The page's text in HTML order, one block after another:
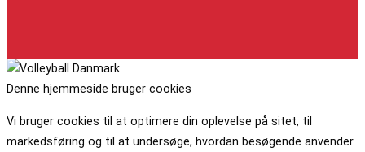
Denne hjemmeside bruger cookies
Vi bruger cookies til at optimere din oplevelse på sitet, til
markedsføring og til at undersøge, hvordan besøgende anvender